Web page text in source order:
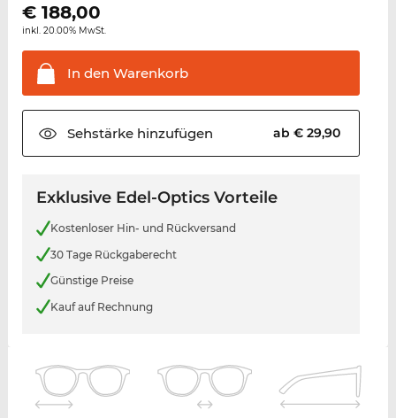
€ 188,00
inkl. 20.00% MwSt.
In den Warenkorb
Sehstärkehinzufügen ab € 29,90
Exklusive Edel-Optics Vorteile
Kostenloser Hin- und Rückversand
30 Tage Rückgaberecht
Günstige Preise
Kauf auf Rechnung